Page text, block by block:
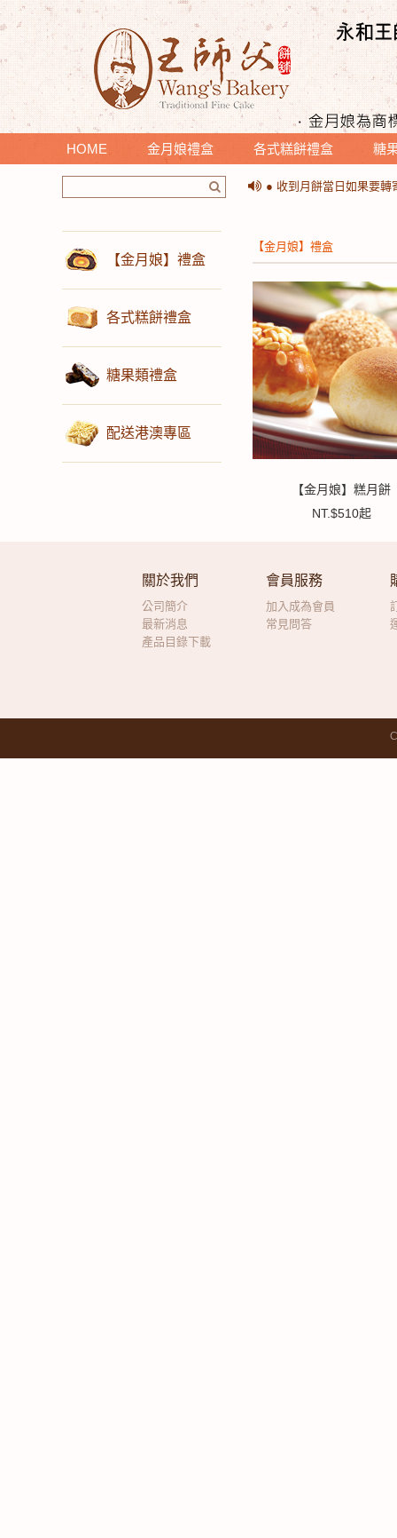
HOME 金月娘禮盒 各式糕餅禮盒 糖
＊提醒您收到月餅時，
● 收到月餅當日如果要轉
【金月娘】禮盒
各式糕餅禮盒
糖果類禮盒
配送港澳專區
【金月娘】禮盒
【金月娘】糕月餅
NT.$510起
關於我們
公司簡介
最新消息
產品目錄下載
會員服務
加入成為會員
常見問答